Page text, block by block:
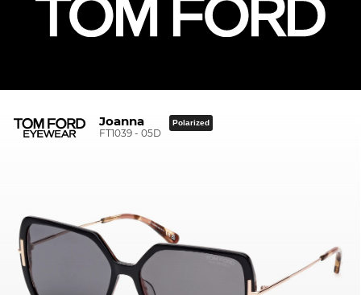
Joanna
FT1039 - 05D
Polarized